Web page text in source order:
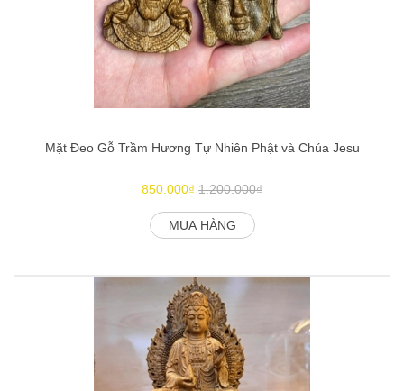
Mặt Đeo Gỗ Trầm Hương Tự Nhiên Phật và Chúa Jesu
850.000₫ 1.200.000₫
MUA HÀNG